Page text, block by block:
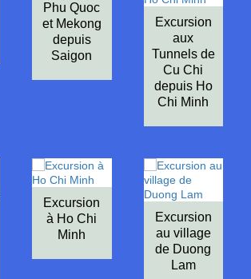
Phu Quoc
et Mekong
depuis
Saigon
Excursion
aux
Tunnels de
Cu Chi
depuis Ho
Chi Minh
Excursion
à Ho Chi
Minh
Excursion
au village
de Duong
Lam